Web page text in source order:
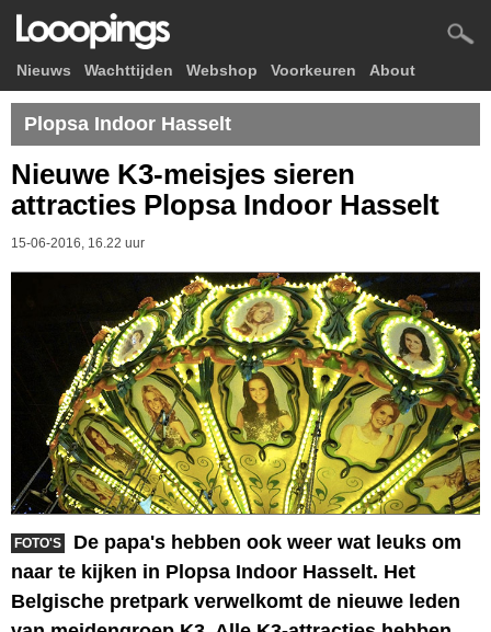
Nieuws Wachttijden Webshop Voorkeuren About
Plopsa Indoor Hasselt
Nieuwe K3-meisjes sieren
attracties Plopsa Indoor Hasselt
15-06-2016, 16.22 uur
FOTO'S
De papa's hebben ook weer wat leuks om
naar te kijken in Plopsa Indoor Hasselt. Het
Belgische pretpark verwelkomt de nieuwe leden